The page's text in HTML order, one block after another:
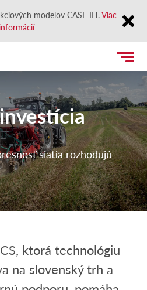
modelov CASE IH.Viac
informácií
Close
siatia rozhodujú
ktorá technológiu
na slovenský trh a